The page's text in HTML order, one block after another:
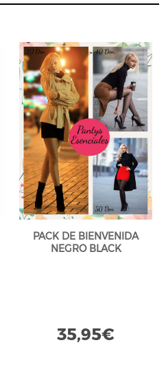
PACK DE BIENVENIDA
NEGRO BLACK
35,95€